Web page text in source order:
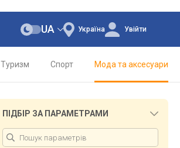
Україна
UA Увійти
Туризм Спорт Мода та аксесуари
ПІДБІР ЗА ПАРАМЕТРАМИ